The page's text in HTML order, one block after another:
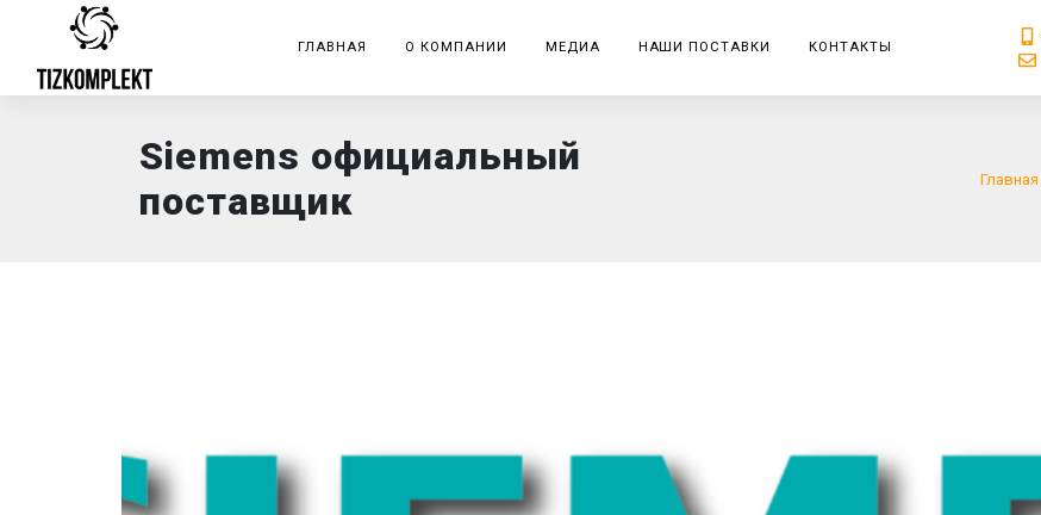
ГЛАВНАЯ О КОМПАНИИ МЕДИА НАШИ ПОСТАВКИ КОНТАКТЫ
Siemens официальный
поставщик
Главная